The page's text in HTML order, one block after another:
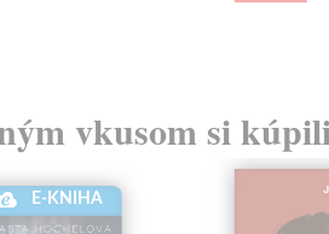
vkusom si
E-KNIHA